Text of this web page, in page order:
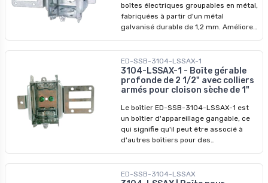
boîtes électriques groupables en métal,
fabriquées à partir d'un métal
galvanisé durable de 1,2 mm. Améliorez
conçus pour surpasser les modèles
précédents. Ne manquez pas nos prix
imbattables - profitez-en pour
révolutionner vos installations dès
ED-SSB-3104-LSSAX-1
3104-LSSAX-1 - Boîte gérable
profonde de 2 1/2" avec colliers
armés pour cloison sèche de 1"
Le boîtier ED-SSB-3104-LSSAX-1 est
un boîtier d'appareillage gangable, ce
qui signifie qu'il peut être associé à
d'autres boîtiers pour des
permet de l'installer sur des montants
ED-SSB-3104-LSSAX